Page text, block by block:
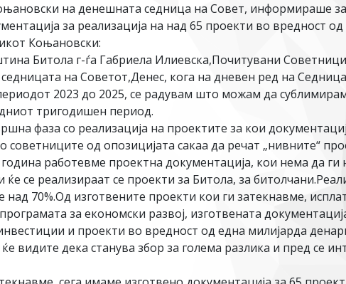
на денешната седница на Совет, информираше за
за реализација на над 65 проекти во вредност
Коњановски:
Битола г-ѓа Габриела Илиевска,Почитувани
на Советот,Денес, кога на дневен ред на
2023 до 2025, се радувам што можам да
тригодишен период.
фаза со реализација на проектите за кои
од опозицијата сакаа да речат „нивните“
работевме проектна документација, кои нема да ги
се реализираат се проекти за Битола, за
70%.Од изготвените проекти кои ги затекнавме,
за економски развој, изготвената
и проекти во вредност од една милијарда
видите дека станува збор за голема разлика и пред се